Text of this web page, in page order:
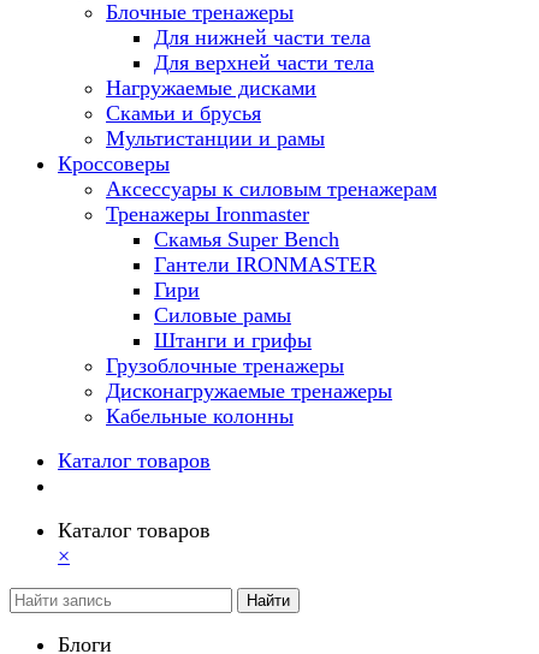
Блочные тренажеры
Для нижней части тела
Для верхней части тела
Нагружаемые дисками
Скамьи и брусья
Мультистанции и рамы
Кроссоверы
Аксессуары к силовым тренажерам
Тренажеры Ironmaster
Скамья Super Bench
Гантели IRONMASTER
Гири
Силовые рамы
Штанги и грифы
Грузоблочные тренажеры
Дисконагружаемые тренажеры
Кабельные колонны
Каталог товаров
Каталог товаров
×
Найти
Блоги